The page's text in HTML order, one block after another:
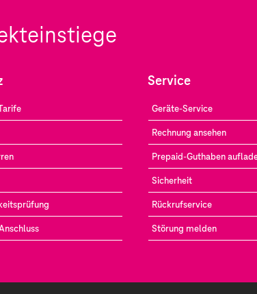
Service
Geräte-Service
Rechnung ansehen
Prepaid-Guthaben
Sicherheit
Rückrufservice
Störung melden